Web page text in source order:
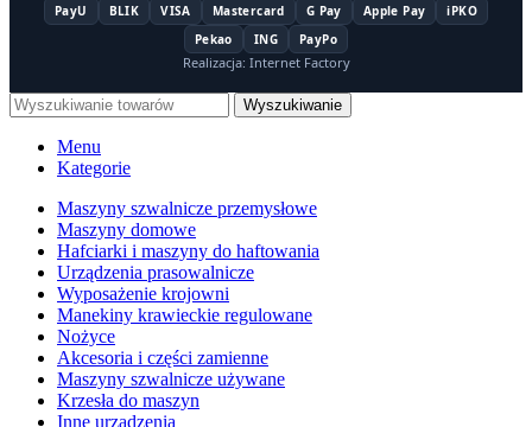
PayU BLIK VISA Mastercard G Pay Apple Pay
iPKO
Pekao
ING PayPo
Realizacja: Internet Factory
Wyszukiwanie
Menu
Kategorie
Maszyny szwalnicze przemysłowe
Maszyny domowe
Hafciarki i maszyny do haftowania
Urządzenia prasowalnicze
Wyposażenie krojowni
Manekiny krawieckie regulowane
Nożyce
Akcesoria i części zamienne
Maszyny szwalnicze używane
Krzesła do maszyn
Inne urządzenia